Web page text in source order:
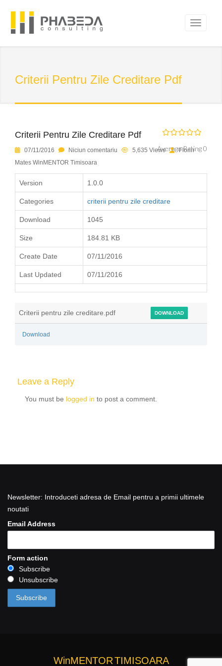
Criterii Pentru Zile Creditare Pdf
Criterii Pentru Zile Creditare Pdf
Average Rating 0
07/11/2016 Niciun comentariu 5,635 Views
Florin
Mates WinMENTOR Timisoara
Version 1.0.0
Categories criterii pentru zile creditare
Download 1045
Size 184.81 KB
Create Date 07/11/2016
Last Updated 07/11/2016
Criterii pentru zile creditare.pdf DOWNLOAD
Download
Leave a Reply
You must be logged in to post a comment.
Newsletter: Introduceti adresa de Email pentru a primii ultimele
noutati
Email Address
Form action
Subscribe
Unsubscribe
WinMENTORTIMISOARA